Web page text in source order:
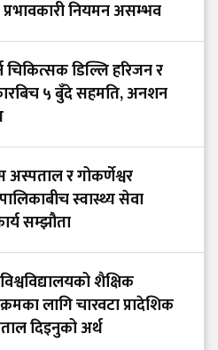
प्रभावकारी नियमन असम्भव
चिकित्सक डिल्लि हरिजन र
५ बुँदे सहमति, अनशन
अस्पताल र गोकर्णेश्वर
स्वास्थ्य सेवा
सम्झौता
शैक्षिक
लागि चारवटा प्रादेशिक
दिइनुको अर्थ